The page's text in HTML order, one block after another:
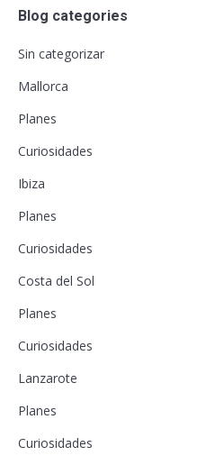
Blog categories
Sin categorizar
Mallorca
Planes
Curiosidades
Ibiza
Planes
Curiosidades
Costa del Sol
Planes
Curiosidades
Lanzarote
Planes
Curiosidades